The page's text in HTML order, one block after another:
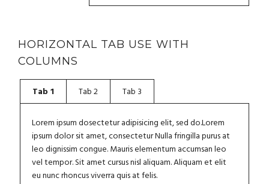
HORIZONTAL TAB USE WITH
COLUMNS
Tab 1 Tab 2 Tab 3
Lorem ipsum dosectetur adipisicing elit, sed do.Lorem
ipsum dolor sit amet, consectetur Nulla fringilla purus at
leo dignissim congue. Mauris elementum accumsan leo
vel tempor. Sit amet cursus nisl aliquam. Aliquam et elit
eu nunc rhoncus viverra quis at felis.